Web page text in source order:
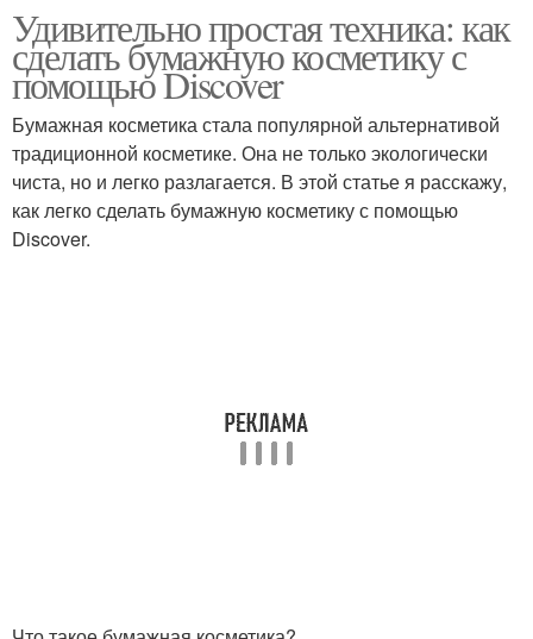
Удивительно простая техника: как
сделать бумажную косметику с
помощью Discover
Бумажная косметика стала популярной альтернативой
традиционной косметике. Она не только экологически
чиста, но и легко разлагается. В этой статье я расскажу,
как легко сделать бумажную косметику с помощью
Discover.